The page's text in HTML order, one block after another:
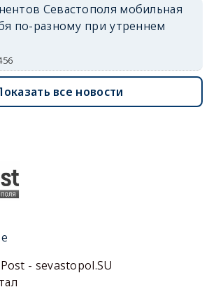
Севастополя мобильная
по-разному при утреннем
все новости
- sevastopol.SU